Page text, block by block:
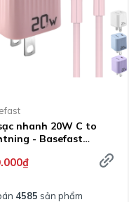
nhanh 20W C to
- Basefast
4585 sản phẩm